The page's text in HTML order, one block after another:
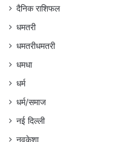
दैनिक राशिफल
धमतरी
धमतरीधमतरी
धमधा
धर्म
धर्म/समाज
नई दिल्ली
नवकेशा